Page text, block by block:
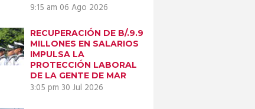
9:15 am 06 Ago 2026
RECUPERACIÓN DE B/.9.9
MILLONES EN SALARIOS
IMPULSA LA
PROTECCIÓN LABORAL
DE LA GENTE DE MAR
3:05 pm 30 Jul 2026